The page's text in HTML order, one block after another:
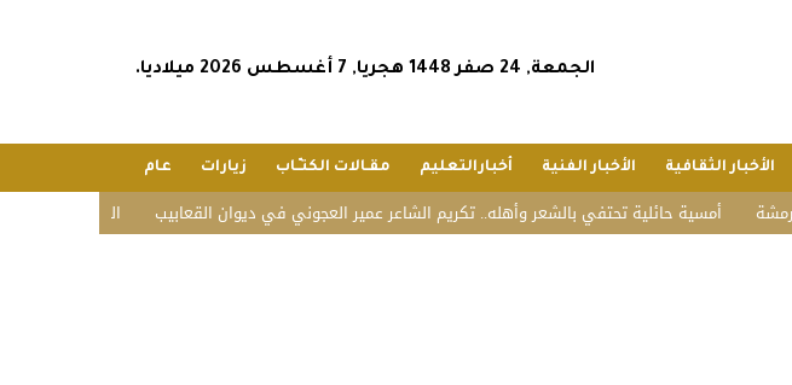
الجمعة, 24 صفر 1448 هجريا, 7 أغسطس 2026 ميلاديا.
الأخبار الثقافية الأخبار الفنية أخبارالتعليم مقـالات الكتـّـاب زيارات عام
الشؤون الإسلامية أمسية حائلية تحتفي بالشعر وأهله.. تكريم الشاعر عمير العجوني في ديوان القعابيب